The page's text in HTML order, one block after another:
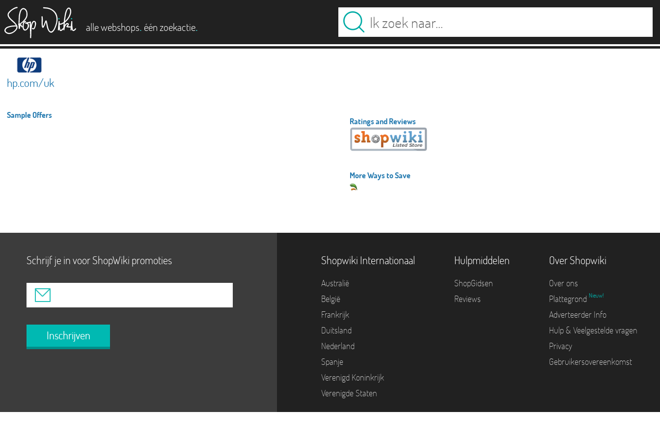
alle webshops. één zoekactie.
hp.com/uk
Sample Offers
Ratings and Reviews
More Ways to Save
Schrijf je in voor ShopWiki promoties
Inschrijven
Shopwiki Internationaal
Australië
België
Frankrijk
Duitsland
Nederland
Spanje
Verenigd Koninkrijk
Verenigde Staten
Hulpmiddelen
ShopGidsen
Reviews
Over Shopwiki
Over ons
Plattegrond Nieuw!
Adverteerder Info
Hulp & Veelgestelde vragen
Privacy
Gebruikersovereenkomst